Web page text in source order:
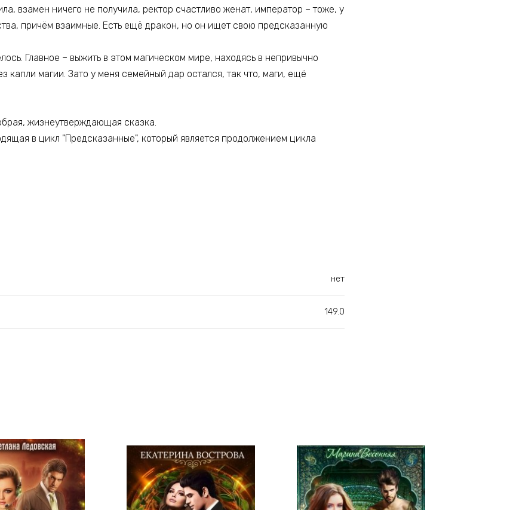
взамен ничего не получила, ректор счастливо женат, император – тоже, у
причём взаимные. Есть ещё дракон, но он ищет свою предсказанную
Главное – выжить в этом магическом мире, находясь в непривычно
капли магии. Зато у меня семейный дар остался, так что, маги, ещё
жизнеутверждающая сказка.
в цикл "Предсказанные", который является продолжением цикла
нет
149.0